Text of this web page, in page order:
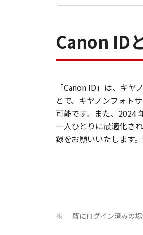
Canon ID
「Canon ID」は、キ
とで、キヤノンフォト
可能です。また、2024
一人ひとりに最適化さ
録をお願いいたします
※ 既にログイン済みの